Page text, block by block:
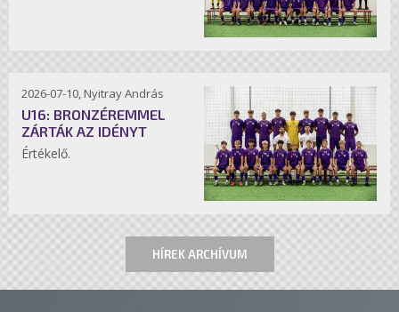
2026-07-10, Nyitray András
U16: BRONZÉREMMEL
ZÁRTÁK AZ IDÉNYT
Értékelő.
HÍREK ARCHÍVUM